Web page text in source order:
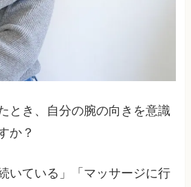
とき、自分の腕の向きを意識
か？
いている」「マッサージに行